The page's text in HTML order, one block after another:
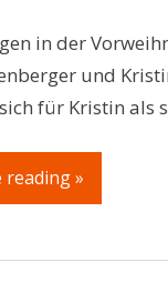
in der
und
für Kristin als
»